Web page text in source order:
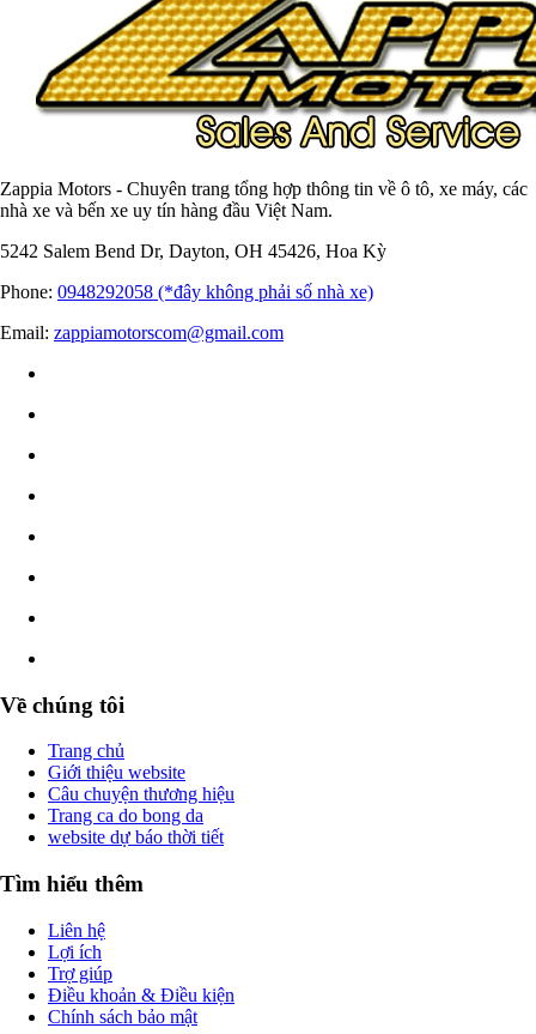
Zappia Motors - Chuyên trang tổng hợp thông tin về ô tô, xe máy, các
nhà xe và bến xe uy tín hàng đầu Việt Nam.
5242 Salem Bend Dr, Dayton, OH 45426, Hoa Kỳ
Phone: 0948292058 (*đây không phải số nhà xe)
Email: zappiamotorscom@gmail.com
Về chúng tôi
Trang chủ
Giới thiệu website
Câu chuyện thương hiệu
Trang ca do bong da
website dự báo thời tiết
Tìm hiểu thêm
Liên hệ
Lợi ích
Trợ giúp
Điều khoản & Điều kiện
Chính sách bảo mật